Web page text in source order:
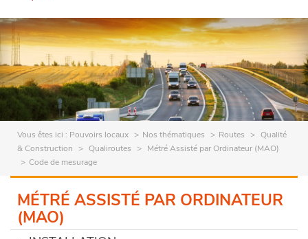
Vous êtes ici : Pouvoirs locaux Nos thématiques Routes
Qualité
& Construction
Qualiroutes
Métré Assisté par Ordinateur (MAO)
Code de mesurage
MÉTRÉ ASSISTÉ PAR ORDINATEUR
(MAO)